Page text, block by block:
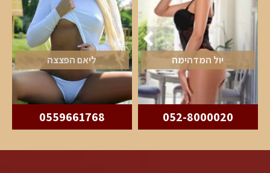
יול המדהימה
052-8000020
ליאם הפצצה
0559661768